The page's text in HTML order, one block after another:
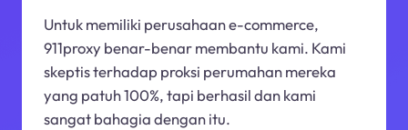
Untuk memiliki perusahaan e-commerce,
911proxy benar-benar membantu kami. Kami
skeptis terhadap proksi perumahan mereka
yang patuh 100%, tapi berhasil dan kami
sangat bahagia dengan itu.